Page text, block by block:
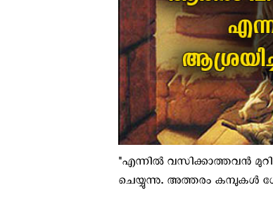
"എന്നില്‍ വസിക്കാത്തവന്‍
ചെയ്യുന്നു. അത്തരം കമ്പുകള്‍